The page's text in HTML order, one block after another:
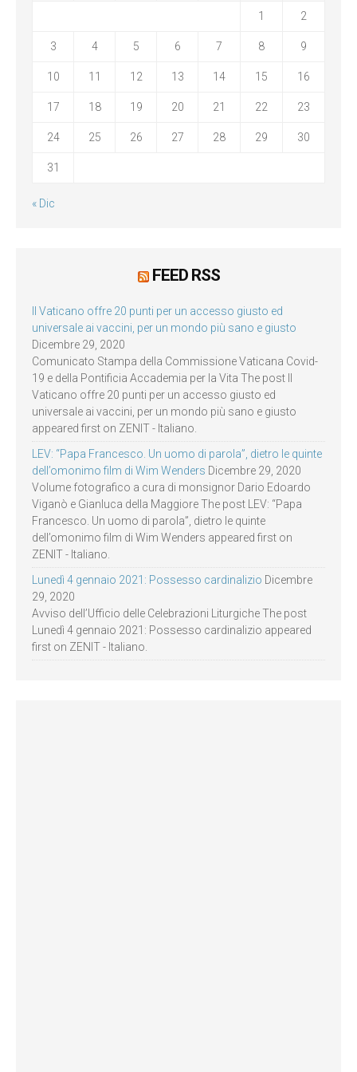
1 2
3 4 5 6 7 8 9
10 11 12 13 14 15 16
17 18 19 20 21 22 23
24 25 26 27 28 29 30
31
« Dic
FEED RSS
Il Vaticano offre 20 punti per un accesso giusto ed
universale ai vaccini, per un mondo più sano e giusto
Dicembre 29, 2020
Comunicato Stampa della Commissione Vaticana Covid-
19 e della Pontificia Accademia per la Vita The post Il
Vaticano offre 20 punti per un accesso giusto ed
universale ai vaccini, per un mondo più sano e giusto
appeared first on ZENIT - Italiano.
LEV: “Papa Francesco. Un uomo di parola”, dietro le quinte
dell’omonimo film di Wim Wenders Dicembre 29, 2020
Volume fotografico a cura di monsignor Dario Edoardo
Viganò e Gianluca della Maggiore The post LEV: “Papa
Francesco. Un uomo di parola”, dietro le quinte
dell’omonimo film di Wim Wenders appeared first on
ZENIT - Italiano.
Lunedì 4 gennaio 2021: Possesso cardinalizio Dicembre
29, 2020
Avviso dell’Ufficio delle Celebrazioni Liturgiche The post
Lunedì 4 gennaio 2021: Possesso cardinalizio appeared
first on ZENIT - Italiano.